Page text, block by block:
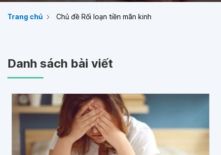
Trang chủ Chủ đề Rối loạn tiền mãn kinh
Danh sách bài viết